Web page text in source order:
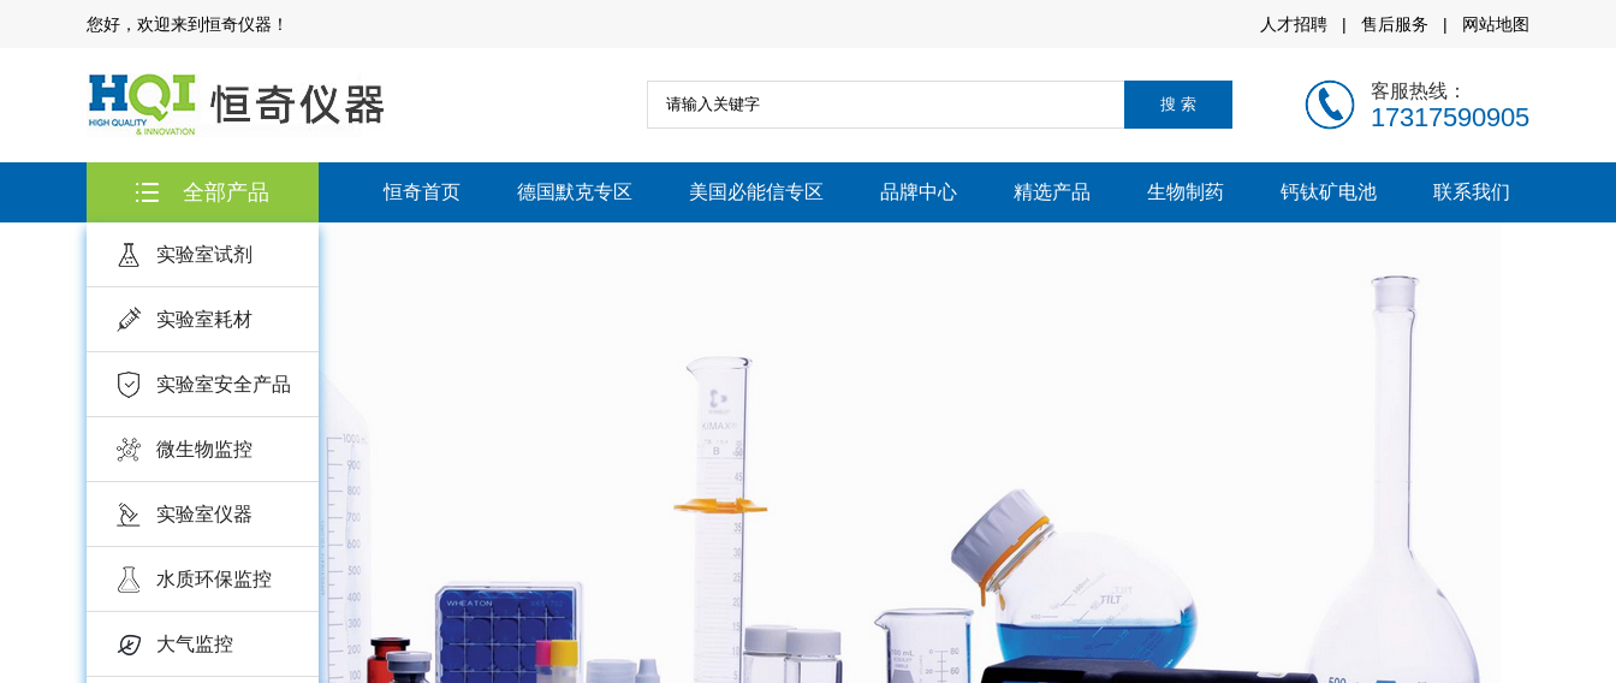
您好，欢迎来到恒奇仪器！ 人才招聘 | 售后服务 | 网站地图
客服热线：
17317590905
全部产品
实验室试剂
实验室耗材
实验室安全产品
微生物监控
实验室仪器
水质环保监控
大气监控
恒奇首页 德国默克专区 美国必能信专区 品牌中心 精选产品 生物制药 钙钛矿电池 联系我们